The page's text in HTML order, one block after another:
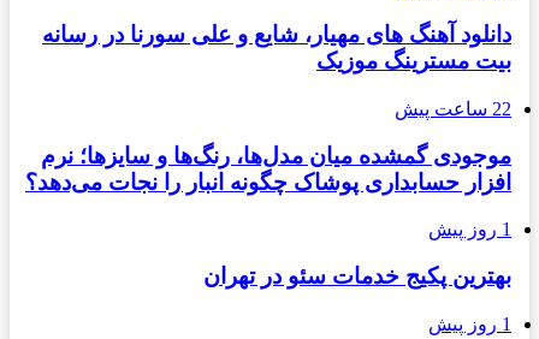
دانلود آهنگ های مهیار، شایع و علی سورنا در رسانه
بیت مسترینگ موزیک
22 ساعت پیش
موجودی گمشده میان مدل‌ها، رنگ‌ها و سایزها؛ نرم
افزار حسابداری پوشاک چگونه انبار را نجات می‌دهد؟
1 روز پیش
بهترین پکیج خدمات سئو در تهران
1 روز پیش